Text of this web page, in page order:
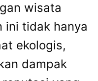
wisata
ini tidak hanya
ekologis,
dampak